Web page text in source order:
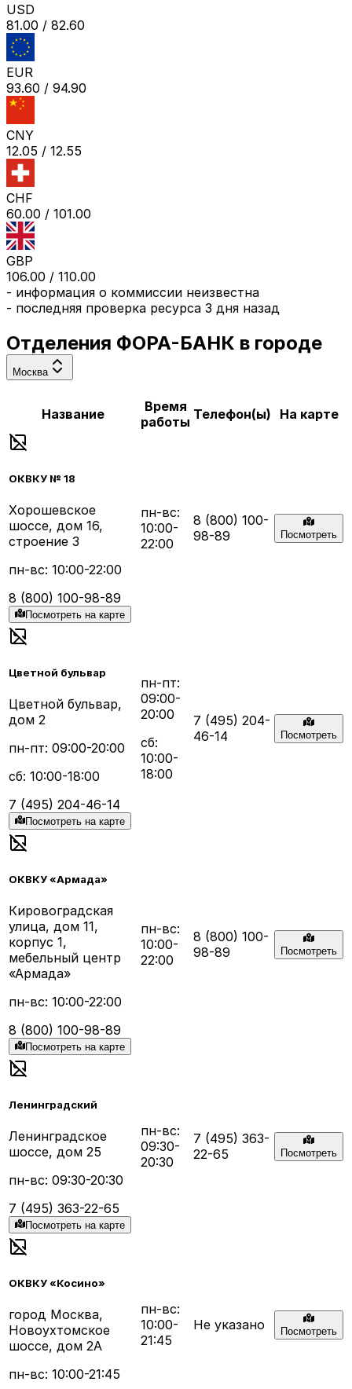
USD
81.00 / 82.60
EUR
93.60 / 94.90
CNY
12.05 / 12.55
CHF
60.00 / 101.00
GBP
106.00 / 110.00
- информация о коммиссии неизвестна
- последняя проверка ресурса 3 дня назад
Отделения ФОРА-БАНК в городе
Москва
Название
Время
работы Телефон(ы) На карте
ОКВКУ № 18
Хорошевское
шоссе, дом 16,
строение 3
пн-вс: 10:00-22:00
8 (800) 100-98-89
Посмотреть на карте
пн-вс:
10:00-
22:00
8 (800) 100-
98-89
Посмотреть
Цветной бульвар
Цветной бульвар,
дом 2
пн-пт: 09:00-20:00
сб: 10:00-18:00
7 (495) 204-46-14
Посмотреть на карте
пн-пт:
09:00-
20:00
сб:
10:00-
18:00
7 (495) 204-
46-14
Посмотреть
ОКВКУ «Армада»
Кировоградская
улица, дом 11,
корпус 1,
мебельный центр
«Армада»
пн-вс: 10:00-22:00
8 (800) 100-98-89
Посмотреть на карте
пн-вс:
10:00-
22:00
8 (800) 100-
98-89
Посмотреть
Ленинградский
Ленинградское
шоссе, дом 25
пн-вс: 09:30-20:30
7 (495) 363-22-65
Посмотреть на карте
пн-вс:
09:30-
20:30
7 (495) 363-
22-65
Посмотреть
ОКВКУ «Косино»
город Москва,
Новоухтомское
шоссе, дом 2А
пн-вс: 10:00-21:45
пн-вс:
10:00-
21:45
Не указано Посмотреть